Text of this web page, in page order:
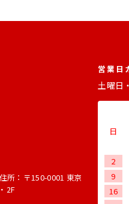
住所：〒150-0001 東京
2F
営業日
土曜日
日
2
9
16